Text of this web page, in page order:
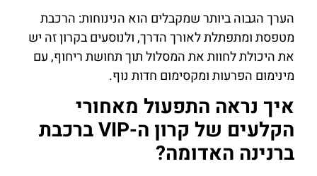
הערך הגבוה ביותר שמקבלים הוא הנינוחות: הרכבת
מטפסת ומתפתלת לאורך הדרך, ולנוסעים בקרון זה יש
את היכולת לחוות את המסלול תוך תחושת ריחוף, עם
מינימום הפרעות ומקסימום חדות נוף.
איך נראה התפעול מאחורי
הקלעים של קרון ה-VIP ברכבת
ברנינה האדומה?